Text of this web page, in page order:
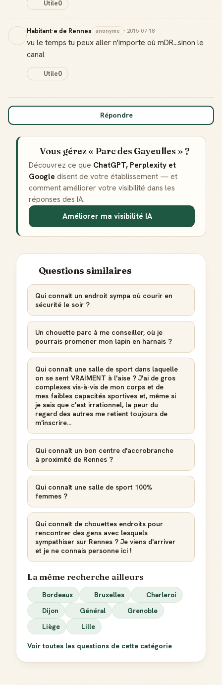
Utile0
Habitant·e de Rennes anonyme · 2015-07-18
vu le temps tu peux aller n'importe où mDR...sinon le
canal
Utile0
Répondre
Vous gérez « Parc des Gayeulles » ?
Découvrez ce que ChatGPT, Perplexity et
Google disent de votre établissement — et
comment améliorer votre visibilité dans les
réponses des IA.
Améliorer ma visibilité IA
Questions similaires
Qui connaît un endroit sympa où courir en
sécurité le soir ?
Un chouette parc à me conseiller, où je
pourrais promener mon lapin en harnais ?
Qui connaît une salle de sport dans laquelle
on se sent VRAIMENT à l'aise ? J'ai de gros
complexes vis-à-vis de mon corps et de
mes faibles capacités sportives et, même si
je sais que c'est irrationnel, la peur du
regard des autres me retient toujours de
m'inscrire...
Qui connaît un bon centre d'accrobranche
à proximité de Rennes ?
Qui connaît une salle de sport 100%
femmes ?
Qui connaît de chouettes endroits pour
rencontrer des gens avec lesquels
sympathiser sur Rennes ? Je viens d'arriver
et je ne connais personne ici !
La même recherche ailleurs
Bordeaux Bruxelles
Charleroi
Dijon
Général
Grenoble
Liège
Lille
Voir toutes les questions de cette catégorie
Ton statut affiché sur toutes tes contributions
Score de réputation
Reconnaissance locale
Deviens une référence dans ta ville
Notifications
Sois notifié quand ton avis aide quelqu'un